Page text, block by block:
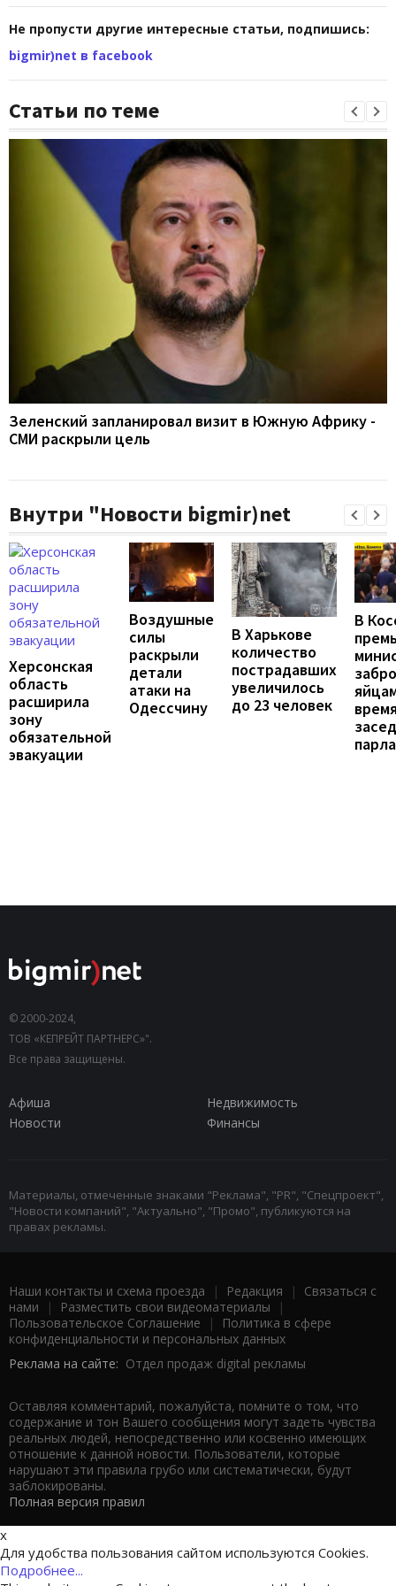
Не пропусти другие интересные статьи, подпишись:
bigmir)net в facebook
Статьи по теме
Зеленский запланировал визит в Южную Африку -
СМИ раскрыли цель
Внутри "Новости bigmir)net
Херсонская
область
расширила
зону
обязательной
эвакуации
Воздушные
силы
раскрыли
детали
атаки на
Одессчину
В Харькове
количество
пострадавших
увеличилось
до 23 человек
В
© 2000-2024,
ТОВ «КЕПРЕЙТ ПАРТНЕРС»".
Все права защищены.
Афиша
Недвижимость
Новости
Финансы
Материалы, отмеченные знаками "Реклама", "PR", "Спецпроект",
"Новости компаний", "Актуально", "Промо", публикуются на
правах рекламы.
Наши контакты и схема проезда | Редакция | Связаться с
нами | Разместить свои видеоматериалы |
Пользовательское Соглашение |
Политика в сфере
конфиденциальности и персональных данных
Реклама на сайте: Отдел продаж digital рекламы
Оставляя комментарий, пожалуйста, помните о том, что
содержание и тон Вашего сообщения могут задеть чувства
реальных людей, непосредственно или косвенно имеющих
отношение к данной новости. Пользователи, которые
нарушают эти правила грубо или систематически, будут
заблокированы.
Полная версия правил
x
Для удобства пользования сайтом используются Cookies.
Подробнее...